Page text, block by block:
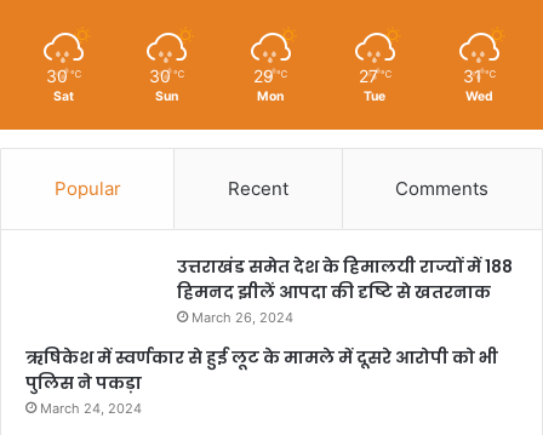
30 ℃
Sat
30 ℃
Sun
29 ℃
Mon
27 ℃
Tue
31 ℃
Wed
Popular Recent Comments
उत्तराखंड समेत देश के हिमालयी राज्यों में 188
हिमनद झीलें आपदा की दृष्टि से खतरनाक
March 26, 2024
ऋषिकेश में स्वर्णकार से हुई लूट के मामले में दूसरे आरोपी को भी
पुलिस ने पकड़ा
March 24, 2024